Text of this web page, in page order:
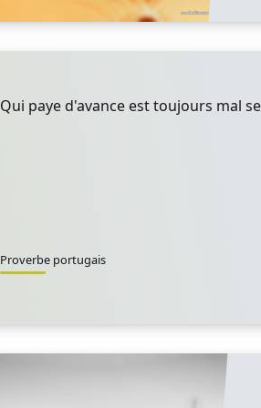
Qui paye d'avance est toujours mal
Proverbe portugais